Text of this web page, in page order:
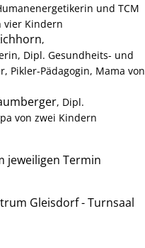
und TCM
vier Kindern
,
Dipl. Gesundheits- und
Pikler-Pädagogin, Mama von
, Dipl.
von zwei Kindern
jeweiligen Termin
Gleisdorf - Turnsaal